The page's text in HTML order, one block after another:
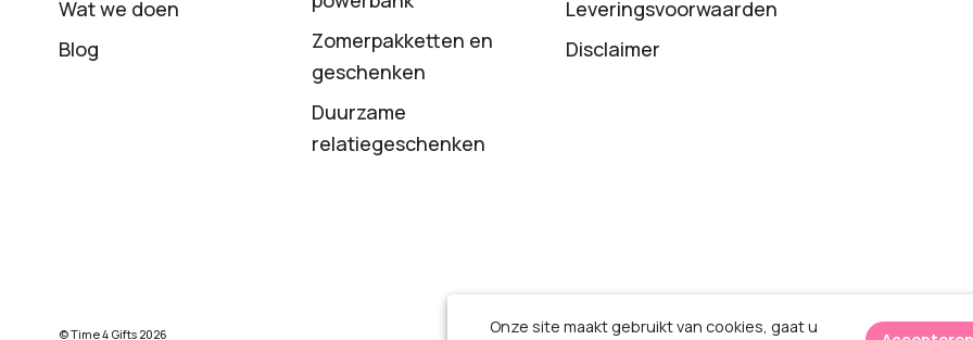
Wat we doen
Blog
Zomerpakketten en
geschenken
Duurzame
relatiegeschenken
Leveringsvoorwaarden
Disclaimer
© Time 4 Gifts 2026
Onze site maakt gebruikt van cookies, gaat u